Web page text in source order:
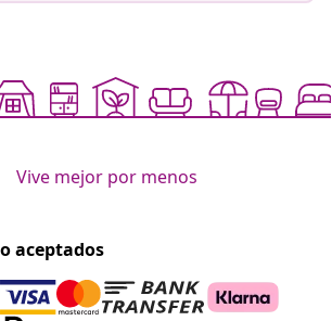
Vive mejor por menos
aceptados